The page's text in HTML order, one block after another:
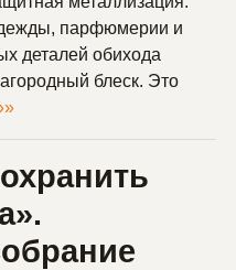
парфюмерии и
деталей обихода
блеск. Это